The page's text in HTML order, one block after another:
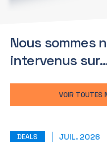
Nous sommes
intervenus
VOIR TOUTES
DEALS JUIL. 2026